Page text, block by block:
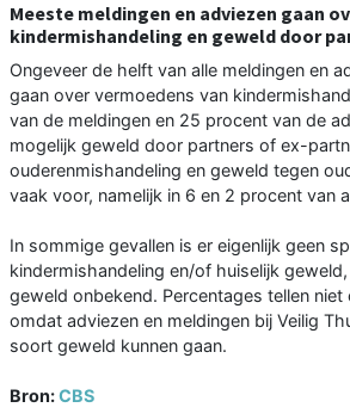
Meeste meldingen en adviezen gaan
kindermishandeling en geweld door
Ongeveer de helft van alle meldingen en
gaan over vermoedens van
van de meldingen en 25 procent van de
mogelijk geweld door partners of ex-
ouderenmishandeling en geweld tegen
vaak voor, namelijk in 6 en 2 procent van
In sommige gevallen is er eigenlijk geen
kindermishandeling en/of huiselijk
geweld onbekend. Percentages tellen
omdat adviezen en meldingen bij Veilig
soort geweld kunnen gaan.
Bron:CBS